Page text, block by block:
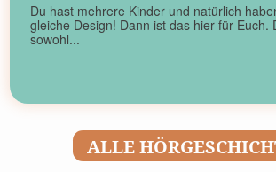
Du hast mehrere Kinder und natürlich
gleiche Design! Dann ist das hier für Euch.
sowohl...
ALLE